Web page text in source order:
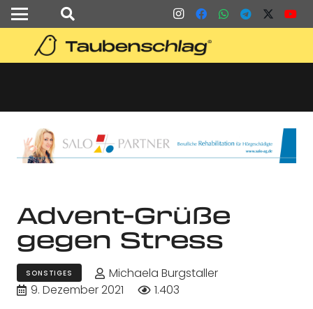
Advent-Grüße
gegen Stress
SONSTIGES
Michaela Burgstaller
9. Dezember 2021
1.403